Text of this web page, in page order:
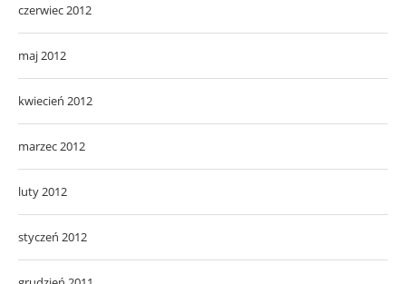
czerwiec 2012
maj 2012
kwiecień 2012
marzec 2012
luty 2012
styczeń 2012